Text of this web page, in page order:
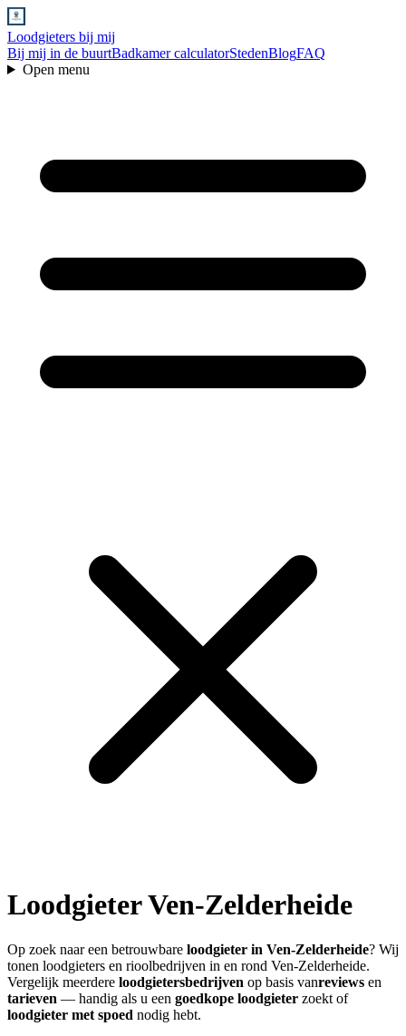
Loodgieters bij mij
Bij mij in de buurtBadkamer calculatorStedenBlogFAQ
Open menu
LoodgieterVen-Zelderheide
Op zoek naar een betrouwbare loodgieter in Ven-Zelderheide? Wij
tonen loodgieters en rioolbedrijven in en rond Ven-Zelderheide.
Vergelijk meerdere loodgietersbedrijven op basis vanreviews en
tarieven — handig als u een goedkope loodgieter zoekt of
loodgieter met spoed nodig hebt.